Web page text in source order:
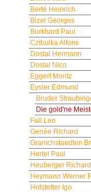
Berté Heinrich
Bizet Georges
Burkhard Paul
Czibulka Alfons
Dostal Hermann
Dostal Nico
Eggert Moritz
Eysler Edmund
Bruder
Die gold'ne
Fall Leo
Genée Richard
Granichstaedten
Hertel Paul
Heuberger Richard
Heymann Werner
Hofstetter Igo